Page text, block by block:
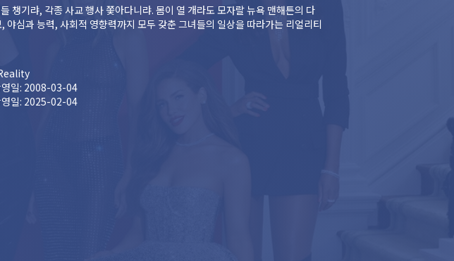
챙기랴, 각종 사교 행사 쫓아다니랴. 몸이 열 개라도 모자랄 뉴욕 맨해튼의 다
야심과 능력, 사회적 영향력까지 모두 갖춘 그녀들의 일상을 따라가는 리얼리티
영일: 2008-03-04
영일: 2025-02-04